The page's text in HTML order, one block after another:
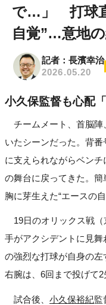
で…」 打球
自覚”…意地
記者：長濱幸治
2026.05.20
小久保監督も心配
チームメート、首脳陣
いたシーンだった。背
に支えられながらベン
の舞台に戻ってきた。
胸に芽生えた“エースの
19日のオリックス戦（
手がアクシデントに見
の強烈な打球が自身の
右腕は、6回まで投げて2
試合後、 小久保裕紀監